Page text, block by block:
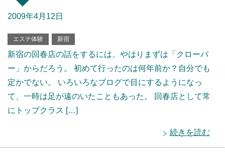
2009年4月12日
エステ体験 新宿
新宿の回春店の話をするには、やはりまずは「クローバ
ー」からだろう。 初めて行ったのは何年前か？自分でも
定かでない。 いろいろなブログで目にするようになっ
て、一時は足が遠のいたこともあった。 回春店として常
にトップクラス […]
続きを読む